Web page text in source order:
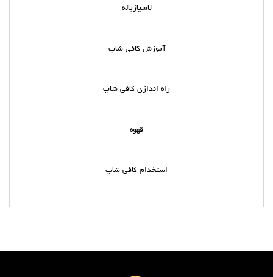
لاسپازیاله
آموزش کافی شاپ
راه اندازی کافی شاپ
قهوه
استخدام کافی شاپ